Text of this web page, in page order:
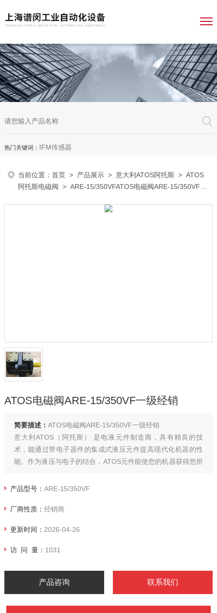
热门关键词： IFM传感器
当前位置：首页 > 产品展示 >意大利ATOS阿托斯 >ATOS
阿托斯电磁阀 > ARE-15/350VFATOS电磁阀ARE-15/350VF一
ATOS电磁阀ARE-15/350VF一级经销
简要描述： ATOS电磁阀ARE-15/350VF一级经销
意大利ATOS（阿托斯） 是电液元件制造商，具有精良的技
术，能通过带电子器件的集成式液压元件提高现代化机器的性
能。作为液压与电子的结合，ATOS元件能使您的机器获得您所
注塑机，空调生产，汽车制造业.
产品型号： ARE-15/350VF
厂商性质： 经销商
更新时间： 2026-04-26
访 问 量： 1031
产品咨询 联系我们